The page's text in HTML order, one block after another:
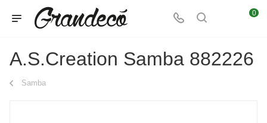
0
A.S.Creation Samba 882226
Samba